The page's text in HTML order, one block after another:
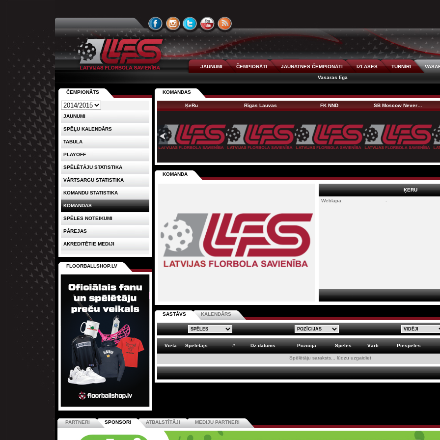
JAUNUMI ČEMPIONĀTI JAUNATNES ČEMPIONĀTI IZLASES TURNĪRI
Vasaras līga
KOMANDAS
ĶeRu Rīgas Lauvas FK NND SB Moscow Never…
KOMANDA
ĶERU
Weblapa:
-
SASTĀVS KALENDĀRS
Vieta Spēlētājs # Dz.datums Pozīcija Spēles Vārti Piespēles
Spēlētāju saraksts... lūdzu uzgaidiet
ČEMPIONĀTS
JAUNUMI
SPĒĻU KALENDĀRS
TABULA
PLAYOFF
SPĒLĒTĀJU STATISTIKA
VĀRTSARGU STATISTIKA
KOMANDU STATISTIKA
KOMANDAS
SPĒLES NOTEIKUMI
PĀREJAS
AKREDITĒTIE MEDIJI
FLOORBALLSHOP.LV
PARTNERI SPONSORI ATBALSTĪTĀJI MEDIJU PARTNERI